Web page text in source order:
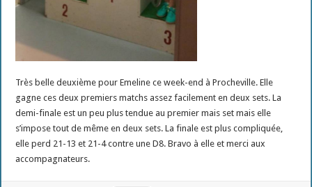
Très belle deuxième pour Emeline ce week-end à Procheville. Elle
gagne ces deux premiers matchs assez facilement en deux sets. La
demi-finale est un peu plus tendue au premier mais set mais elle
s’impose tout de même en deux sets. La finale est plus compliquée,
elle perd 21-13 et 21-4 contre une D8. Bravo à elle et merci aux
accompagnateurs.